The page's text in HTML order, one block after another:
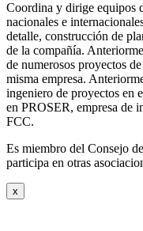
Coordina y dirige equipos
nacionales e
detalle, construcción de
de la compañía.
de numerosos proyectos
misma empresa.
ingeniero de proyectos en
en PROSER, empresa de
FCC.
Es miembro del Consejo
participa en otras
x